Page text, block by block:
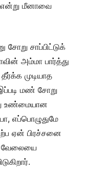
மீனாவை
சாப்பிட்டுக்
அம்மா பார்த்து
முடியாத
மண் சோறு
உண்மையான
எப்பொழுதுமே
ஏன் பிரச்சனை
வேலையை